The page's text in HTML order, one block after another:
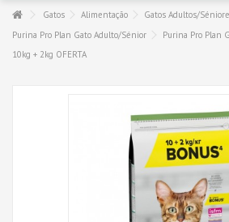
Gatos Alimentação
Gatos Adultos/
Purina Pro Plan Gato Adulto/Sénior
Purina Pro Plan
10kg + 2kg OFERTA